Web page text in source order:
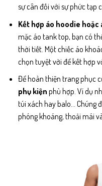
sự cân đối với sự phức tạp
Kết hợp áo hoodie
mặc áo tank top, bạn có
thời tiết. Một chiếc áo
chọn tuyệt vời để kết hợp
Để hoàn thiện trang phục
phụ kiện phù hợp. Ví dụ
túi xách hay balo… Chúng
phóng khoáng, thoải mái